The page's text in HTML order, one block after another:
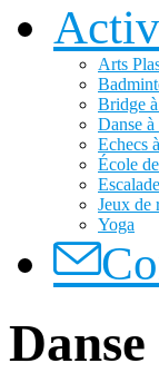
Arts
Bridge
Danse
Echecs
École
Jeux de
Yoga